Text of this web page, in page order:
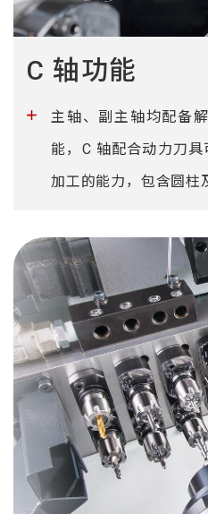
C 轴功能
主轴、副主轴均配备
能，C 轴配合动力刀
加工的能力，包含圆柱